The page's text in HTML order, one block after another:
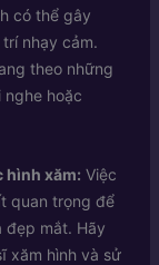
có thể gây
nhạy cảm.
theo những
hoặc
hình xăm: Việc
quan trọng để
đẹp mắt. Hãy
xăm hình và sử